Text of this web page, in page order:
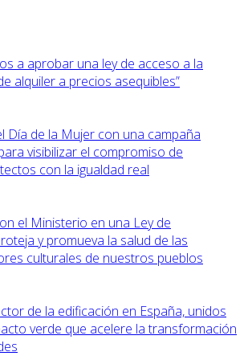
a aprobar una ley de acceso a la
alquiler a precios asequibles”
Día de la Mujer con una campaña
visibilizar el compromiso de
con la igualdad real
el Ministerio en una Ley de
y promueva la salud de las
culturales de nuestros pueblos
de la edificación en España, unidos
verde que acelere la transformación